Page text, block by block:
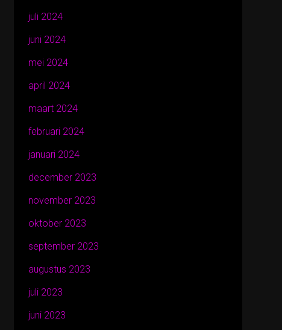
juli 2024
juni 2024
mei 2024
april 2024
maart 2024
februari 2024
januari 2024
december 2023
november 2023
oktober 2023
september 2023
augustus 2023
juli 2023
juni 2023